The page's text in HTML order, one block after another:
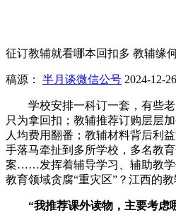
征订教辅就看哪本回扣多 教辅缘
稿源： 半月谈微信公号 2024-12-
学校安排一科订一套，有些老
只为拿回扣；教辅推荐订购层层
人均费用翻番；教辅材料背后利
手落马牵扯到多所学校，多名教
案……发挥着辅导学习、辅助教学
教育领域贪腐“重灾区”？江西的
“我推荐课外读物，主要考虑